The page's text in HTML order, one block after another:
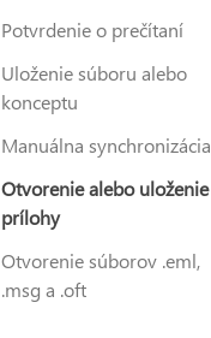
Potvrdenie o prečítaní
Uloženie súboru alebo
konceptu
Manuálna synchronizácia
Otvorenie alebo uloženie
prílohy
Otvorenie súborov .eml,
.msg a .oft